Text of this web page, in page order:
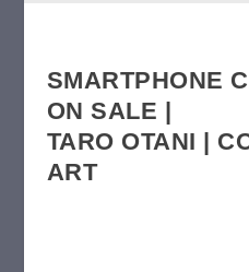
SMARTPHONE
ON SALE |
TARO OTANI |
ART